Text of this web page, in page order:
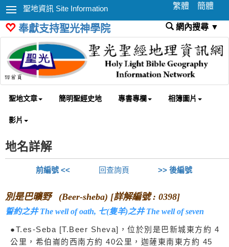
聖地資訊 Site Information 繁體 簡體
奉獻支持聖光神學院 網內搜尋 ▼
聖地文章 簡明聖經史地 專書專欄 相簿圖片
影片
地名詳解
前編號 << >> 後編號
回查詢頁
別是巴曠野 (Beer-sheba) [詳解編號 : 0398]
誓約之井 The well of oath, 七(隻羊)之井 The well of seven
●T.es-Seba [T.Beer Sheva]，位於別是巴新城東方約 4
公里，希伯崙的西南方約 40公里，迦薩東南東方約 45